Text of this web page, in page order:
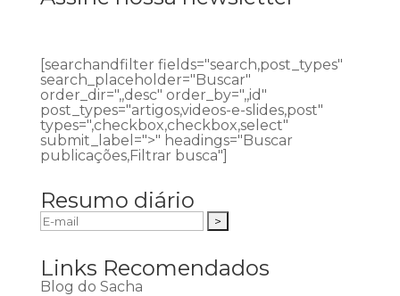
[searchandfilter fields="search,post_types"
search_placeholder="Buscar"
order_dir=",,desc" order_by=",,id"
post_types="artigos,videos-e-slides,post"
types=",checkbox,checkbox,select"
submit_label=">" headings="Buscar
publicações,Filtrar busca"]
Resumo diário
Links Recomendados
Blog do Sacha